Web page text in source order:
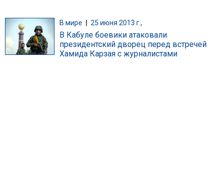
В мире 25 июня 2013 г.,
В Кабуле боевики атаковали
президентский дворец перед встречей
Хамида Карзая с журналистами